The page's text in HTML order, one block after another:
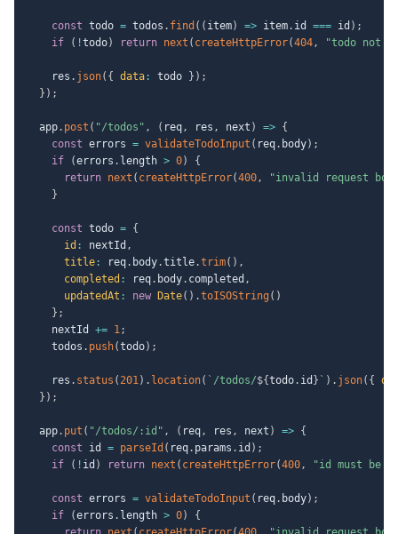
const todo = todos . find ( ( item) => item. id === id ) ;
if
( !todo) return next ( createHttpError(404, "todo not
    res
. json( { data : todo } ) ;
} ) ;
  app
. post ( "/todos" , ( req, res , next ) => {
const errors = validateTodoInput ( req. body) ;
if
(errors . length > 0)
{
return next ( createHttpError(400,
"invalid request
}
const todo = {
id : nextId ,
title : req. body.title.trim( ) ,
completed : req. body. completed ,
updatedAt : new Date( ) .toISOString ( )
} ;
    nextId
+= 1;
    todos
. push(todo) ;
    res
. status ( 201) . location( ` /todos/${todo. id } ` ) . json( {
} ) ;
  app
. put ( "/todos/:id" , ( req, res , next ) => {
const id = parseId ( req. params . id ) ;
if
( ! id ) return next ( createHttpError(400, "id must be
const errors = validateTodoInput ( req. body) ;
if
(errors . length > 0)
{